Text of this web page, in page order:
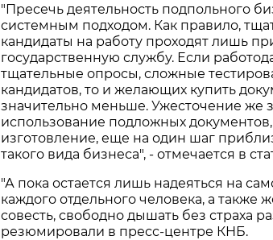
"Пресечь деятельность подпольного
системным подходом. Как правило,
кандидаты на работу проходят лишь
государственную службу. Если
тщательные опросы, сложные
кандидатов, то и желающих купить
значительно меньше. Ужесточение же
использование подложных документов,
изготовление, еще на один шаг
такого вида бизнеса", - отмечается в
"А пока остается лишь надеяться на
каждого отдельного человека, а также
совесть, свободно дышать без страха
резюмировали в пресс-центре КНБ.